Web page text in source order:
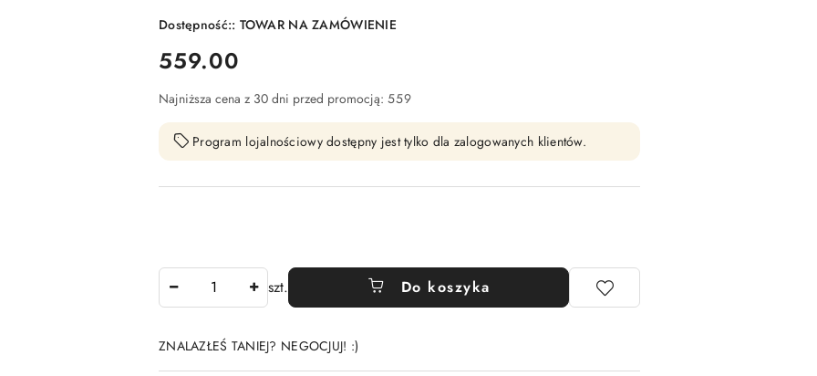
Dostępność:: TOWAR NA ZAMÓWIENIE
cena:
559.00
Najniższa cena z 30 dni przed promocją: 559
Program lojalnościowy dostępny jest tylko dla zalogowanych klientów.
szt. Do koszyka
ZNALAZŁEŚ TANIEJ? NEGOCJUJ! :)